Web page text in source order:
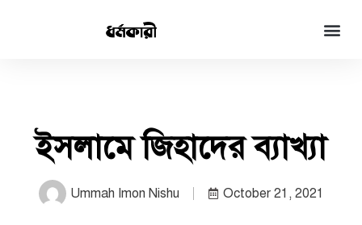
ইসলামে জিহাদের ব্যাখ্যা
Ummah Imon Nishu October 21, 2021